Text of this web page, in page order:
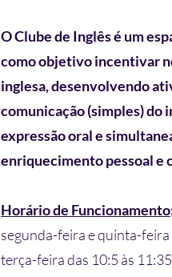
O Clube de Inglês é um
como objetivo incentivar
inglesa, desenvolvendo
comunicação (simples) do
expressão oral e
enriquecimento pessoal e
Horário de Funcionamento
segunda-feira e quinta-feira
terça-feira das 10:5 às